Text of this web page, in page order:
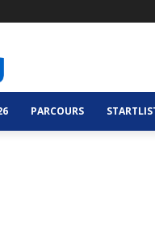
PARCOURS